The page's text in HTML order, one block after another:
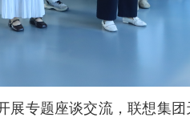
展专题座谈交流，联想集